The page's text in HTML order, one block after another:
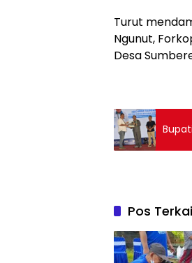
Turut
Ngunut,
Desa
Pos